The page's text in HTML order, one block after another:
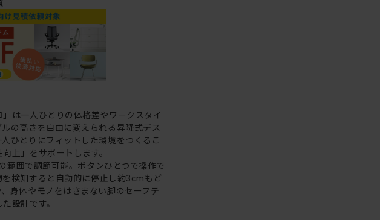
は一人ひとりの体格差やワークスタイ
の高さを自由に変えられる昇降式デス
ひとりにフィットした環境をつくるこ
上」をサポートします。
囲で調節可能。ボタンひとつで操作で
検知すると自動的に停止し約3cmもど
身体やモノをはさまない脚のセーフテ
設計です。